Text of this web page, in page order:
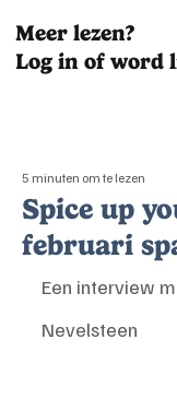
Meer lezen?
Log in of word
Spice up
februari
5 minuten om te lezen
Een interview
Nevelsteen